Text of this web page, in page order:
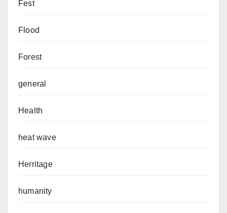
Fest
Flood
Forest
general
Health
heat wave
Herritage
humanity